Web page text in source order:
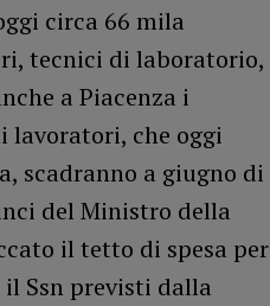
circa 66 mila
tecnici di laboratorio,
a Piacenza i
lavoratori, che oggi
scadranno a giugno di
del Ministro della
il tetto di spesa per
Ssn previsti dalla